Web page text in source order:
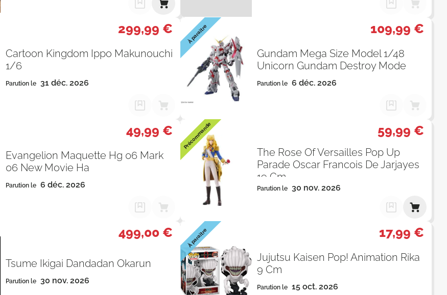
299,99 €
Cartoon Kingdom Ippo Makunouchi
1/6
Parution le 31 déc. 2026
109,99 €
Gundam Mega Size Model 1/48
Unicorn Gundam Destroy Mode
Parution le 6 déc. 2026
À paraître
49,99 €
Evangelion Maquette Hg 06 Mark
06 New Movie Ha
Parution le 6 déc. 2026
59,99 €
The Rose Of Versailles Pop Up
Parade Oscar Francois De Jarjayes
19 Cm
Parution le 30 nov. 2026
Précommande
499,00 €
Tsume Ikigai Dandadan Okarun
Parution le 30 nov. 2026
17,99 €
Jujutsu Kaisen Pop! Animation Rika
9 Cm
Parution le 15 oct. 2026
À paraître